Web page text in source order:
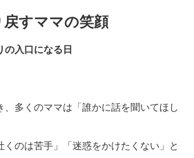
すママの笑顔
の入口になる日
、多くのママは「誰かに話を聞いてほし
くのは苦手」「迷惑をかけたくない」と